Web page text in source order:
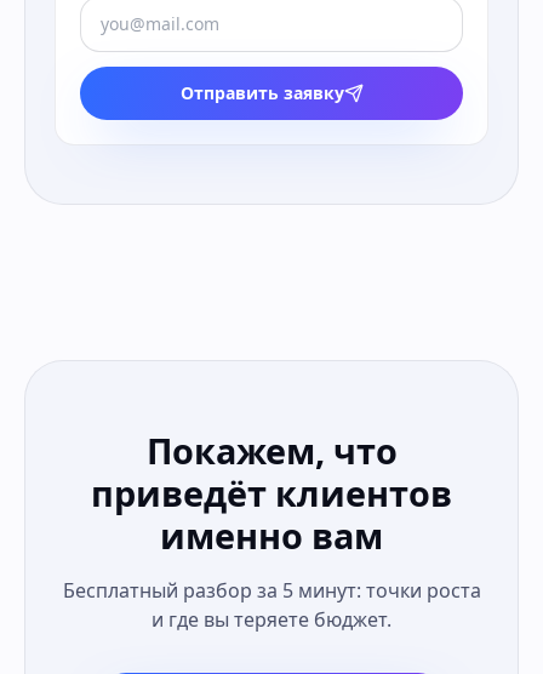
Отправить заявку
Покажем, что
приведёт клиентов
именно вам
Бесплатный разбор за 5 минут: точки роста
и где вы теряете бюджет.